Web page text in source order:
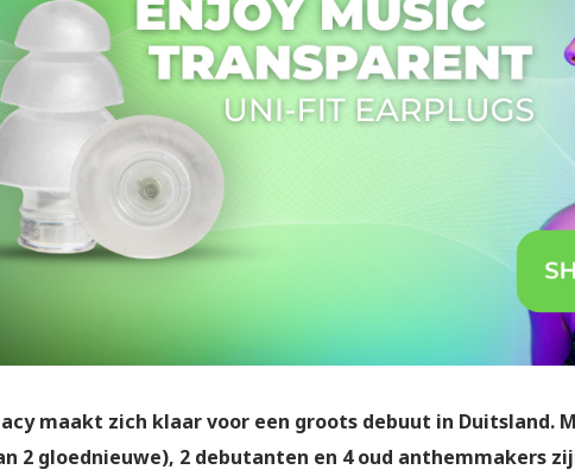
maakt zich klaar voor een groots debuut in Duitsland.
2 gloednieuwe), 2 debutanten en 4 oud anthemmakers